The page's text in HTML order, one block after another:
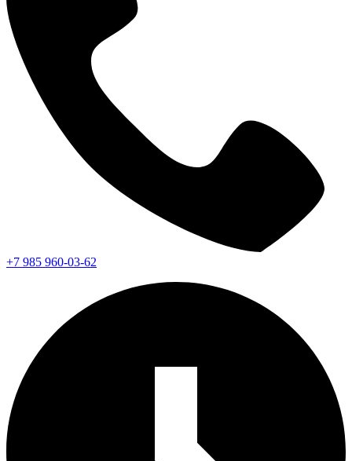
+7 985 960-03-62